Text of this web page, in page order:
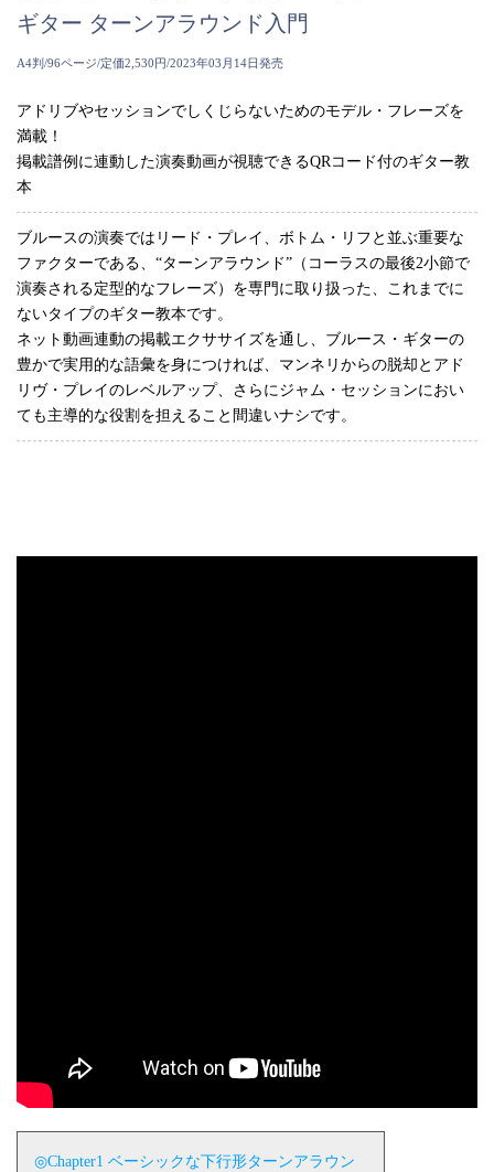
ギター ターンアラウンド入門
A4判/96ページ/定価2,530円/2023年03月14日発売
アドリブやセッションでしくじらないためのモデル・フレーズを
満載！
掲載譜例に連動した演奏動画が視聴できるQRコード付のギター教
本
ブルースの演奏ではリード・プレイ、ボトム・リフと並ぶ重要な
ファクターである、“ターンアラウンド”（コーラスの最後2小節で
演奏される定型的なフレーズ）を専門に取り扱った、これまでに
ないタイプのギター教本です。
ネット動画連動の掲載エクササイズを通し、ブルース・ギターの
豊かで実用的な語彙を身につければ、マンネリからの脱却とアド
リヴ・プレイのレベルアップ、さらにジャム・セッションにおい
ても主導的な役割を担えること間違いナシです。
◎Chapter1 ベーシックな下行形ターンアラウン